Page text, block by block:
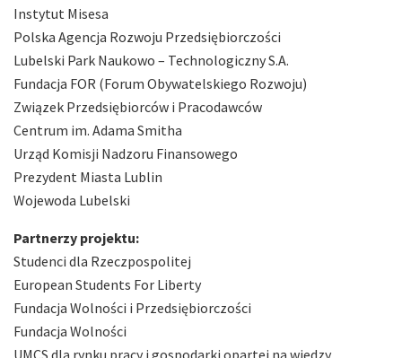
Instytut Misesa
Polska Agencja Rozwoju Przedsiębiorczości
Lubelski Park Naukowo – Technologiczny S.A.
Fundacja FOR (Forum Obywatelskiego Rozwoju)
Związek Przedsiębiorców i Pracodawców
Centrum im. Adama Smitha
Urząd Komisji Nadzoru Finansowego
Prezydent Miasta Lublin
Wojewoda Lubelski
Partnerzy projektu:
Studenci dla Rzeczpospolitej
European Students For Liberty
Fundacja Wolności i Przedsiębiorczości
Fundacja Wolności
UMCS dla rynku pracy i gospodarki opartej na wiedzy